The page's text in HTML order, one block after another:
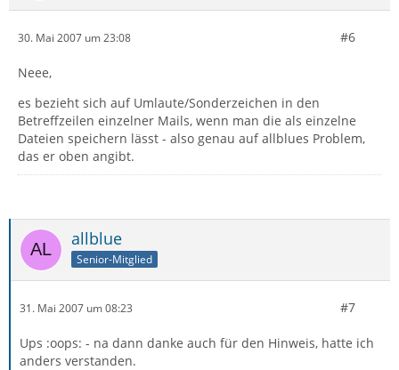
30. Mai 2007 um 23:08 #6
Neee,
es bezieht sich auf Umlaute/Sonderzeichen in den
Betreffzeilen einzelner Mails, wenn man die als einzelne
Dateien speichern lässt - also genau auf allblues Problem,
das er oben angibt.
allblue
Senior-Mitglied
31. Mai 2007 um 08:23 #7
Ups :oops: - na dann danke auch für den Hinweis, hatte ich
anders verstanden.